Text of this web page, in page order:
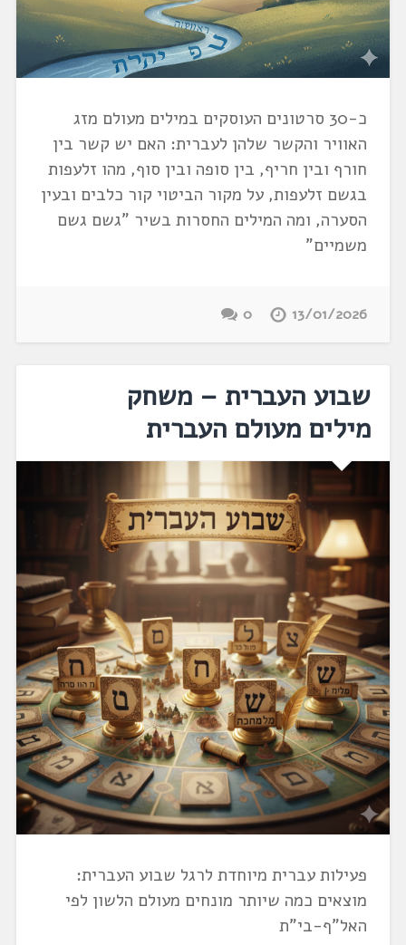
כ-30 סרטונים העוסקים במילים מעולם מזג
האוויר והקשר שלהן לעברית: האם יש קשר בין
חורף ובין חריף, בין סופה ובין סוף, מהו זלעפות
בגשם זלעפות, על מקור הביטוי קור כלבים ובעין
הסערה, ומה המילים החסרות בשיר "גשם גשם
משמיים"
13/01/2026
0
שבוע העברית – משחק
מילים מעולם העברית
פעילות עברית מיוחדת לרגל שבוע העברית:
מוצאים כמה שיותר מונחים מעולם הלשון לפי
האל"ף-בי"ת